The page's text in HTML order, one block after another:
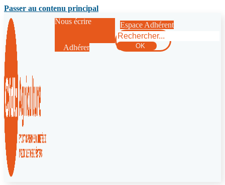
Passer au contenu principal
Nous écrire
Adhérer
Espace Adhérent
Rechercher
OK